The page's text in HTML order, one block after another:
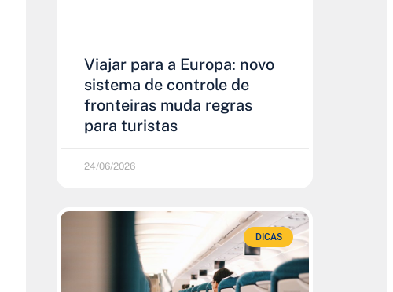
Viajar para a Europa: novo
sistema de controle de
fronteiras muda regras
para turistas
24/06/2026
DICAS